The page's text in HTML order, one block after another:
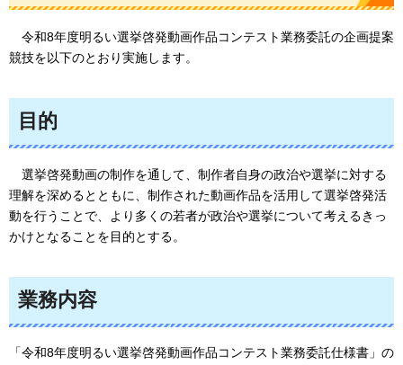
令和8年度明るい選挙啓発動画作品コンテスト業務委託の企画提案
競技を以下のとおり実施します。
目的
選挙啓発動画の制作を通して、制作者自身の政治や選挙に対する
理解を深めるとともに、制作された動画作品を活用して選挙啓発活
動を行うことで、より多くの若者が政治や選挙について考えるきっ
かけとなることを目的とする。
業務内容
「令和8年度明るい選挙啓発動画作品コンテスト業務委託仕様書」の